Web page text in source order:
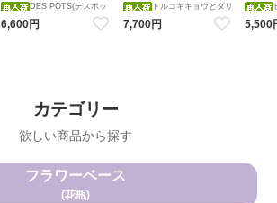
DES POTS(デスポッ
ツ) ストロベリーフラワーベー
ス 【red】S・M・Ｌ・ＬＬ レ
6,600円
トルコキキョウとダリ
アのFlower BOX アレンジメン
ト 造花 アーティフィシャルフ
7,700円
花瓶ア
5,500
カテゴリー
欲しい商品から探す
フラワーベース
(花瓶)